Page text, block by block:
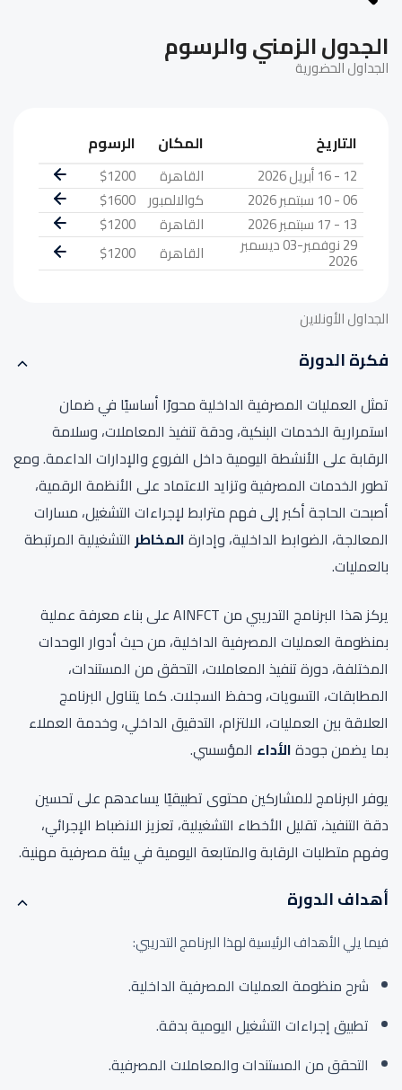
الجدول الزمني والرسوم
الجداول الحضورية
التاريخ المكان الرسوم
12 - 16 أبريل 2026 القاهرة
$1200
06 - 10 سبتمبر 2026
كوالالمبور $1600
13 - 17 سبتمبر 2026
القاهرة $1200
29 نوفمبر-03 ديسمبر
2026 القاهرة $1200
الجداول الأونلاين
فكرة الدورة
تمثل العمليات المصرفية الداخلية محورًا أساسيًا في ضمان
استمرارية الخدمات البنكية، ودقة تنفيذ المعاملات، وسلامة
الرقابة على الأنشطة اليومية داخل الفروع والإدارات الداعمة. ومع
تطور الخدمات المصرفية وتزايد الاعتماد على الأنظمة الرقمية،
أصبحت الحاجة أكبر إلى فهم مترابط لإجراءات التشغيل، مسارات
المعالجة، الضوابط الداخلية، وإدارةالمخاطر التشغيلية المرتبطة
بالعمليات.
يركز هذا البرنامج التدريبي من AINFCT على بناء معرفة عملية
بمنظومة العمليات المصرفية الداخلية، من حيث أدوار الوحدات
المختلفة، دورة تنفيذ المعاملات، التحقق من المستندات،
المطابقات، التسويات، وحفظ السجلات. كما يتناول البرنامج
العلاقة بين العمليات، الالتزام، التدقيق الداخلي، وخدمة العملاء
بما يضمن جودةالأداء المؤسسي.
يوفر البرنامج للمشاركين محتوى تطبيقيًا يساعدهم على تحسين
دقة التنفيذ، تقليل الأخطاء التشغيلية، تعزيز الانضباط الإجرائي،
وفهم متطلبات الرقابة والمتابعة اليومية في بيئة مصرفية مهنية.
أهداف الدورة
فيما يلي الأهداف الرئيسية لهذا البرنامج التدريبي:
شرح منظومة العمليات المصرفية الداخلية.
تطبيق إجراءات التشغيل اليومية بدقة.
التحقق من المستندات والمعاملات المصرفية.